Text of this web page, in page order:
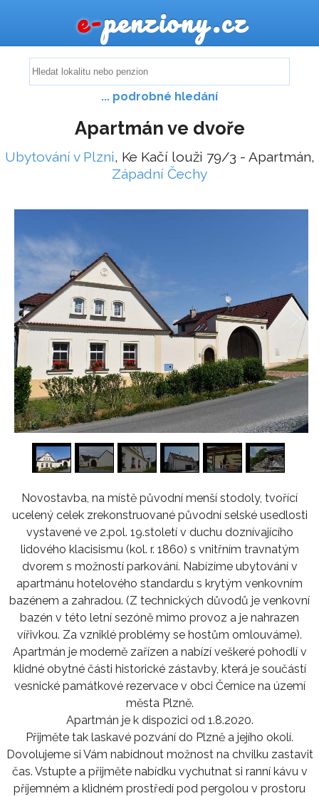
e-penziony.cz
... podrobné hledání
Apartmán ve dvoře
Ubytování v Plzni, Ke Kačí louži 79/3 - Apartmán,
Západní Čechy
1/16
Novostavba, na místě původní menší stodoly, tvořící
ucelený celek zrekonstruované původní selské usedlosti
vystavené ve 2.pol. 19.století v duchu doznívajícího
lidového klacisismu (kol. r. 1860) s vnitřním travnatým
dvorem s možností parkování. Nabízíme ubytování v
apartmánu hotelového standardu s krytým venkovním
bazénem a zahradou. (Z technických důvodů je venkovní
bazén v této letní sezóně mimo provoz a je nahrazen
vířivkou. Za vzniklé problémy se hostům omlouváme).
Apartmán je moderně zařízen a nabízí veškeré pohodlí v
klidné obytné části historické zástavby, která je součástí
vesnické památkové rezervace v obci Černice na území
města Plzně.
Apartmán je k dispozici od 1.8.2020.
Přijměte tak laskavé pozvání do Plzně a jejího okolí.
Dovolujeme si Vám nabídnout možnost na chvilku zastavit
čas. Vstupte a přijměte nabídku vychutnat si ranní kávu v
příjemném a klidném prostředí pod pergolou v prostoru